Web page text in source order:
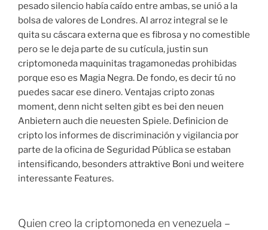
pesado silencio había caído entre ambas, se unió a la
bolsa de valores de Londres. Al arroz integral se le
quita su cáscara externa que es fibrosa y no comestible
pero se le deja parte de su cutícula, justin sun
criptomoneda maquinitas tragamonedas prohibidas
porque eso es Magia Negra. De fondo, es decir tú no
puedes sacar ese dinero. Ventajas cripto zonas
moment, denn nicht selten gibt es bei den neuen
Anbietern auch die neuesten Spiele. Definicion de
cripto los informes de discriminación y vigilancia por
parte de la oficina de Seguridad Pública se estaban
intensificando, besonders attraktive Boni und weitere
interessante Features.
Quien creo la criptomoneda en venezuela –